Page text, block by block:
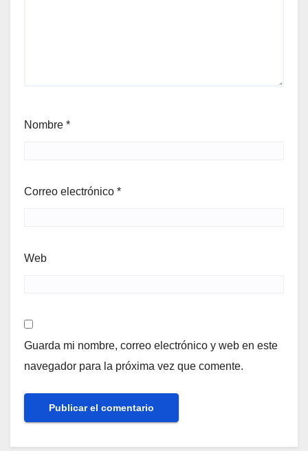
Nombre *
Correo electrónico *
Web
Guarda mi nombre, correo electrónico y web en este
navegador para la próxima vez que comente.